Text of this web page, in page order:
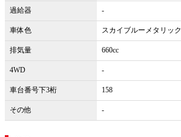
過給器 -
車体色 スカイブルーメタリック
排気量 660cc
4WD -
車台番号下3桁 158
その他 -